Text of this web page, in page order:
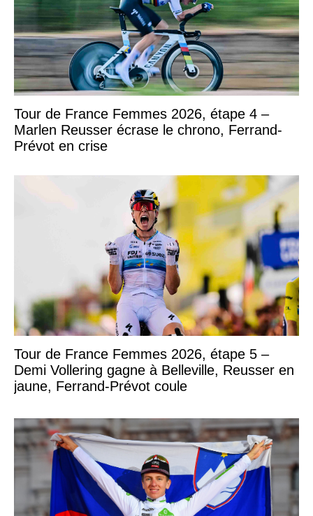
Tour de France Femmes 2026, étape 4 –
Marlen Reusser écrase le chrono, Ferrand-
Prévot en crise
Tour de France Femmes 2026, étape 5 –
Demi Vollering gagne à Belleville, Reusser en
jaune, Ferrand-Prévot coule